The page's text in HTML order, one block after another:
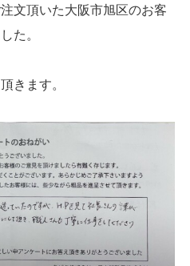
文頂いた大阪市旭区のお客
た。
きます。